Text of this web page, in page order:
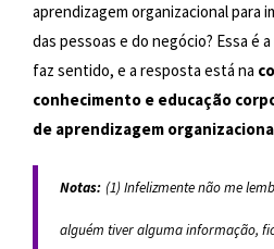
aprendizagem organizacional para
das pessoas e do negócio? Essa é
faz sentido, e a resposta está na
conhecimento e educação
de aprendizagem
Notas: (1) Infelizmente não me
alguém tiver alguma informação,